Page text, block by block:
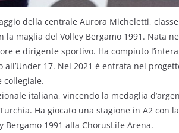
della centrale Aurora Micheletti,
maglia del Volley Bergamo 1991. Nata
e dirigente sportivo. Ha compiuto
17. Nel 2021 è entrata nel
collegiale.
italiana, vincendo la medaglia
Ha giocato una stagione in A2 con
Bergamo 1991 alla ChorusLife Arena.